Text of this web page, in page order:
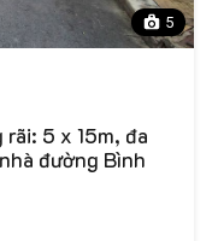
5
rãi: 5 x 15m, đa
đường Bình